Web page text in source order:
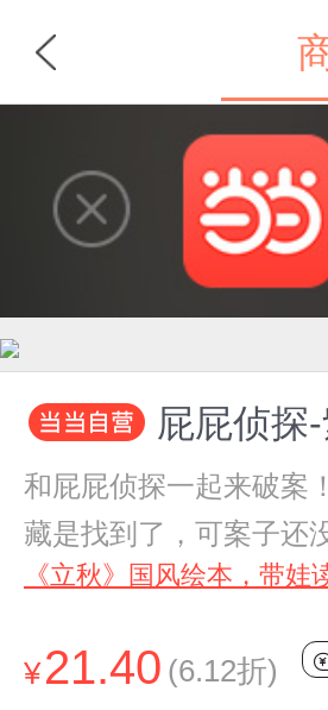
屁屁侦探
和屁屁侦探一起来破案
藏是找到了，可案子还
《立秋》国风绘本，带
¥21.40 (6.12折)